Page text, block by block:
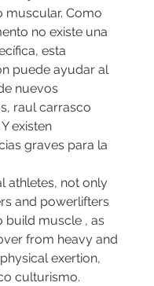
muscular. Como
no existe una
esta
puede ayudar al
nuevos
raul carrasco
existen
graves para la
athletes, not only
and powerlifters
build muscle , as
from heavy and
exertion,
culturismo.